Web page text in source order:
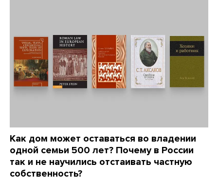
Как дом может оставаться во владении
одной семьи 500 лет? Почему в России
так и не научились отстаивать частную
собственность?